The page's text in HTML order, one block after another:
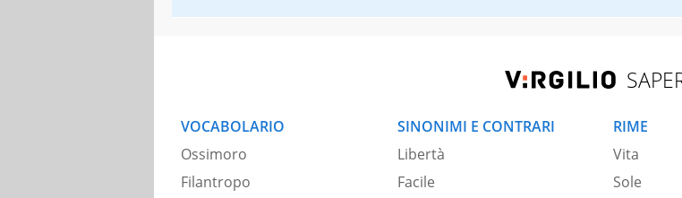
VOCABOLARIO
Ossimoro
Filantropo
SINONIMI E CONTRARI
Libertà
Facile
RIME
Vita
Sole